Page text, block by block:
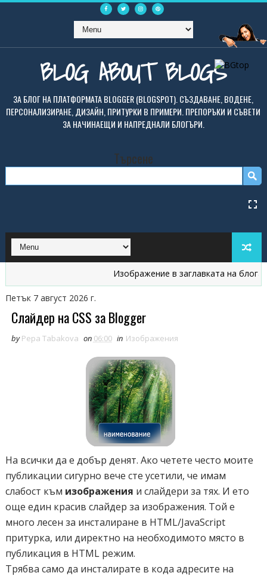
BLOG ABOUT BLOGS
ЗА БЛОГ НА ПЛАТФОРМАТА BLOGGER (BLOGSPOT). СЪЗДАВАНЕ, ВОДЕНЕ,
ПЕРСОНАЛИЗИРАНЕ, ДИЗАЙН, ПРИТУРКИ В ПРИМЕРИ. ПРЕПОРЪКИ И СЪВЕТИ
ЗА НАЧИНАЕЩИ И НАПРЕДНАЛИ БЛОГЪРИ.
Търсене
Изображение в заглавката на блога
Петък 7 август 2026 г.
Слайдер на CSS за Blogger
by Pepa Tabakova on 06:00 in Изображения
На всички да е добър денят. Ако четете често моите
публикации сигурно вече сте усетили, че имам
слабост към изображения и слайдери за тях. И ето
още един красив слайдер за изображения. Той е
много лесен за инсталиране в HTML/JavaScript
притурка, или директно на необходимото място в
публикация в HTML режим.
Трябва само да инсталирате в кода адресите на